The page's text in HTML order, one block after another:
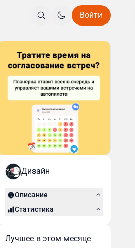
Войти
Дизайн
Описание
Статистика
Лучшее в этом месяце